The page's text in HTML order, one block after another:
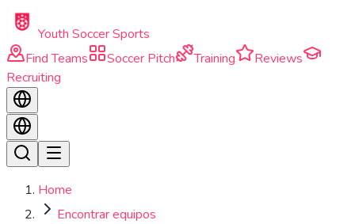
Skip to main content
Youth Soccer Sports
Find Teams
Soccer Pitch Training
Reviews
Recruiting
Home
Encontrar equipos